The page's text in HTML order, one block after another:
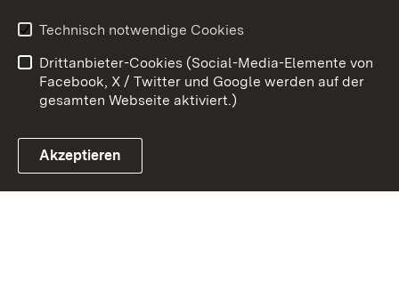
Link zum Landesportal
Barrierefreiheit
Impressum
Cookies
Technisch notwendige Cookies
Drittanbieter-Cookies (Social-Media-Elemente von
Facebook, X / Twitter und Google werden auf der
gesamten Webseite aktiviert.)
Akzeptieren